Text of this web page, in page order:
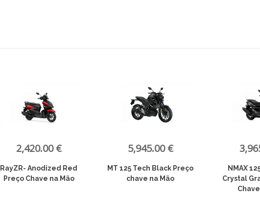
5,945.00 €
MT 125 Tech Black Preço
chave na Mão
3,965.00 €
NMAX 125 Tech MAX
Crystal Graphite Preço
RayZR-
Preço